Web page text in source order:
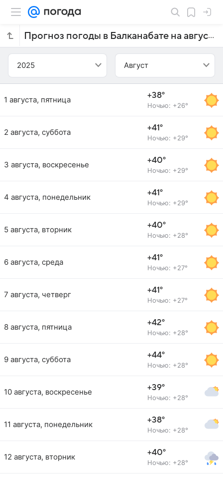
Прогноз погоды в Балканабате на август 2025 года
2025 Август
1 августа, пятница +38°
Ночью: +26°
2 августа, суббота +41°
Ночью: +29°
3 августа, воскресенье +40°
Ночью: +29°
4 августа, понедельник +41°
Ночью: +29°
5 августа, вторник +40°
Ночью: +28°
6 августа, среда +41°
Ночью: +27°
7 августа, четверг +41°
Ночью: +27°
8 августа, пятница +42°
Ночью: +28°
9 августа, суббота +44°
Ночью: +28°
10 августа, воскресенье +39°
Ночью: +28°
11 августа, понедельник +38°
Ночью: +28°
12 августа, вторник +40°
Ночью: +28°